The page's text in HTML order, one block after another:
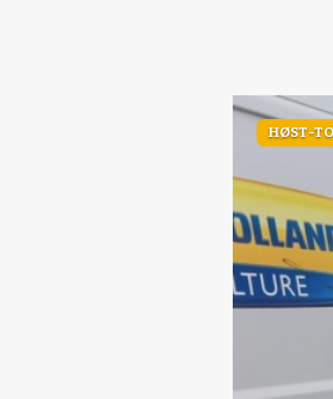
HØST-